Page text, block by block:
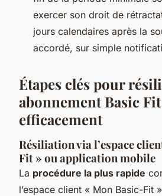
exercer son droit de
jours calendaires après la
accordé, sur simple
Étapes clés pour
abonnement Basic Fit
efficacement
Résiliation via l’espace
Fit » ou application mobile
La procédure la plus rapide
l’espace client « Mon Basic-Fit